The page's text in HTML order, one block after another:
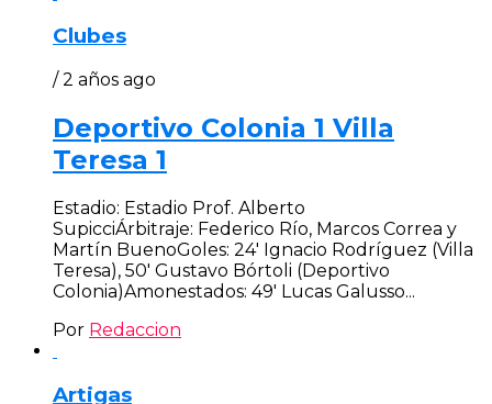
Clubes
/ 2 años ago
Deportivo Colonia 1 Villa
Teresa 1
Estadio: Estadio Prof. Alberto
SupicciÁrbitraje: Federico Río, Marcos Correa y
Martín BuenoGoles: 24′ Ignacio Rodríguez (Villa
Teresa), 50′ Gustavo Bórtoli (Deportivo
Colonia)Amonestados: 49′ Lucas Galusso...
Por Redaccion
Artigas